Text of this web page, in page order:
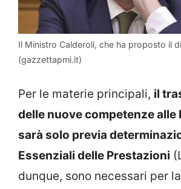
Il Ministro Calderoli, che ha proposto il
(gazzettapmi.it)
Per le materie principali, il
delle nuove competenze alle
sarà solo previa
Essenziali delle Prestazioni
dunque, sono necessari per